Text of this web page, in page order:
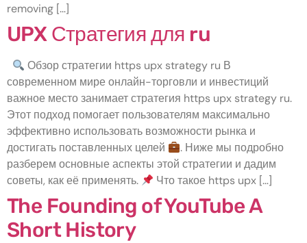
removing […]
UPX Стратегия для ru
Обзор стратегии https upx strategy ru В
современном мире онлайн-торговли и инвестиций
важное место занимает стратегия https upx strategy ru.
Этот подход помогает пользователям максимально
эффективно использовать возможности рынка и
достигать поставленных целей
. Ниже мы подробно
разберем основные аспекты этой стратегии и дадим
советы, как её применять.
Что такое https upx […]
The Founding of YouTube A
Short History